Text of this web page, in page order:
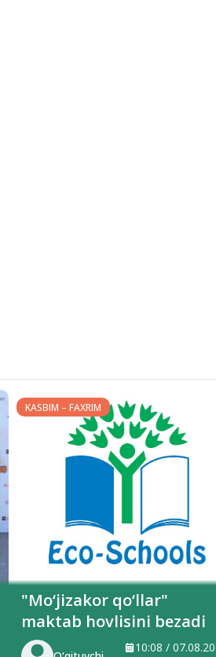
KASBIM – FAXRIM
"Mo‘jizakor qo‘llar"
maktab hovlisini bezadi
10:08 /